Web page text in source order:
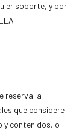
soporte, y por
reserva la
que considere
y contenidos, o